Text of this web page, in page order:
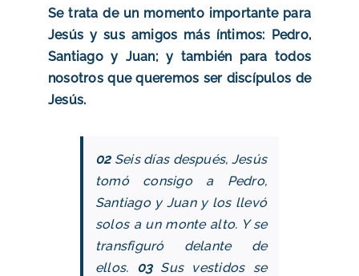
Se trata de un momento importante para
Jesús y sus amigos más íntimos: Pedro,
Santiago y Juan; y también para todos
nosotros que queremos ser discípulos de
Jesús.
02Seis días después, Jesús
tomó consigo a Pedro,
Santiago y Juan y los llevó
solos a un monte alto. Y se
transfiguró delante de
ellos. 03Sus vestidos se